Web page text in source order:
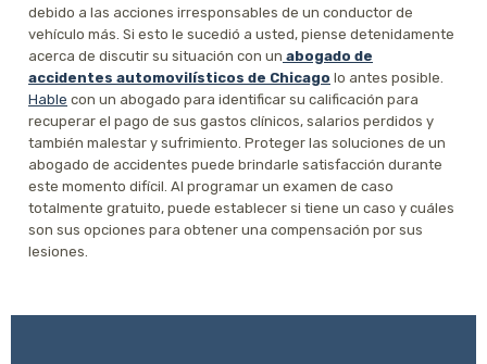
debido a las acciones irresponsables de un conductor de
vehículo más. Si esto le sucedió a usted, piense detenidamente
acerca de discutir su situación con un abogado de
accidentes automovilísticos de Chicago lo antes posible.
Hable con un abogado para identificar su calificación para
recuperar el pago de sus gastos clínicos, salarios perdidos y
también malestar y sufrimiento. Proteger las soluciones de un
abogado de accidentes puede brindarle satisfacción durante
este momento difícil. Al programar un examen de caso
totalmente gratuito, puede establecer si tiene un caso y cuáles
son sus opciones para obtener una compensación por sus
lesiones.